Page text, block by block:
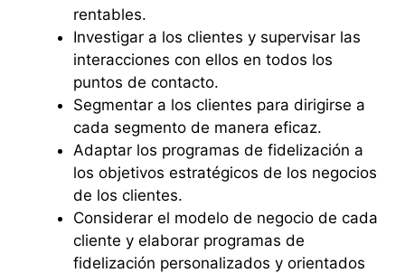
rentables.
Investigar a los clientes y supervisar las
interacciones con ellos en todos los
puntos de contacto.
Segmentar a los clientes para dirigirse a
cada segmento de manera eficaz.
Adaptar los programas de fidelización a
los objetivos estratégicos de los negocios
de los clientes.
Considerar el modelo de negocio de cada
cliente y elaborar programas de
fidelización personalizados y orientados